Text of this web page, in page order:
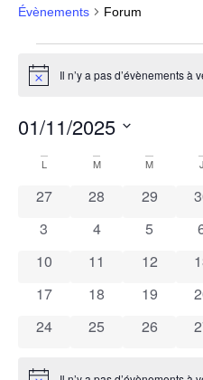
Évènements Forum
Notice Il n’y a pas d’évènements à
01/11/2025
uneCalendrier
de
Évènements
L M M J
0 évènements
27 0 évènements
28 0
29
0 évènements
3 0 évènements
4 0
5
0 évènements
10 0 évènements
11 0
12
0 évènements
17 0 évènements
18 0
19
0 évènements
24 0 évènements
25 0
26